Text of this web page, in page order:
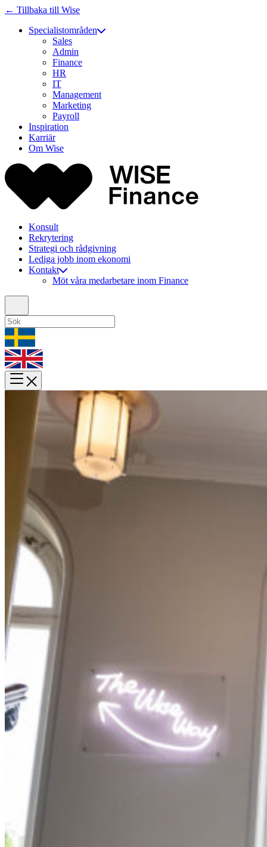
← Tillbaka till Wise
Specialistområden
Sales
Admin
Finance
HR
IT
Management
Marketing
Payroll
Inspiration
Karriär
Om Wise
Konsult
Rekrytering
Strategi och rådgivning
Lediga jobb inom ekonomi
Kontakt
Möt våra medarbetare inom Finance